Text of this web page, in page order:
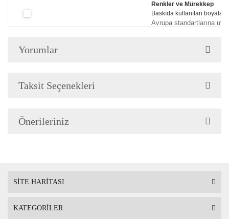
Renkler ve Mürekkep
Baskıda kullanılan
Avrupa standartlarına
Çerçeveli Tablolarınız
Yorumlar
Taksit Seçenekleri
Önerileriniz
SİTE HARİTASI
KATEGORİLER